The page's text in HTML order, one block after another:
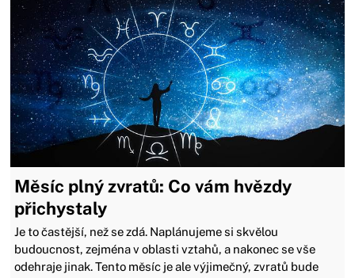
Měsíc plný zvratů: Co vám hvězdy
přichystaly
Je to častější, než se zdá. Naplánujeme si skvělou
budoucnost, zejména v oblasti vztahů, a nakonec se vše
odehraje jinak. Tento měsíc je ale výjimečný, zvratů bude